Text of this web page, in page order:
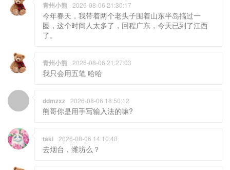
青州小熊 2026-08-06 21:30:17
今年春天，我带着两个老头子围着山东半岛搞过一
圈，这个时间人太多了，回程广东，今天已到了江西
了。
青州小熊 2026-08-06 21:27:03
我只会用五笔 哈哈
ddmzxz 2026-08-06 18:50:12
熊哥你是用手写输入法的嘛?
taki 2026-08-06 14:10:48
去烟台，潍坊么？